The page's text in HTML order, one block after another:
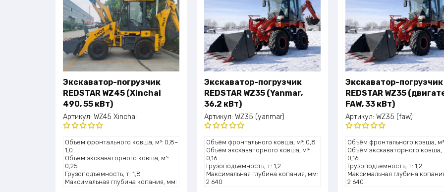
Экскаватор-погрузчик
REDSTAR WZ45 (Xinchai
490, 55 кВт)
Артикул: WZ45 Xinchai
Оценка
5.00 из 5
Объём фронтального ковша, м³: 0,8–
1,0
Объём экскаваторного ковша, м³:
0,25
Грузоподъёмность, т: 1,8
Максимальная глубина копания, мм:
Экскаватор-погрузчик
REDSTAR WZ35 (Yanmar,
36,2 кВт)
Артикул: WZ35 (yanmar)
Оценка
5.00из 5
Объём фронтального ковша, м³: 0,8
Объём экскаваторного ковша, м³:
0,16
Грузоподъёмность, т: 1,2
Максимальная глубина копания, мм:
2 640
Экскаватор-погрузчик
REDSTAR WZ35
FAW, 33 кВт)
Артикул: WZ35 (faw)
Оценка
5.00из 5
Объём фронтального ковша,
Объём экскаваторного ковша,
0,16
Грузоподъёмность, т: 1,2
Максимальная глубина
2 640